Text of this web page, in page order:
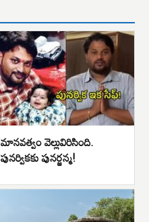
మానవత్వం వెల్లువిరిసింది.
పునర్వికకు పునర్జన్మ!